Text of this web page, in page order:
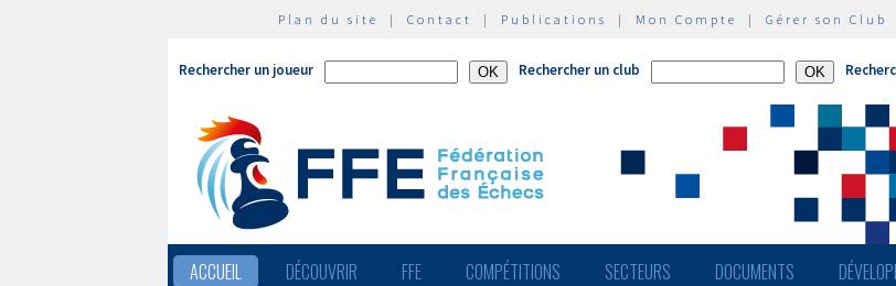
Plan du site | Contact | Publications | Mon Compte | Gérer son Club
Rechercher un joueur Rechercher un club
ACCUEIL DÉCOUVRIR FFE COMPÉTITIONS SECTEURS DOCUMENTS